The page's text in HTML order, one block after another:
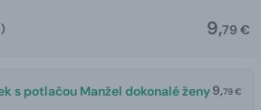
9,79 €
s potlačou Manžel dokonalé ženy9,79 €